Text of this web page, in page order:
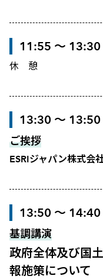
11:55 ～ 13:30
休 憩
13:30 ～ 13:50
ご挨拶
ESRIジャパン株式会
13:50 ～ 14:40
基調講演
政府全体及び国
報施策について